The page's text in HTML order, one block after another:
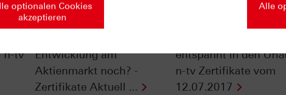
n-tv
Entwicklung am
Aktienmarkt noch? -
Zertifikate Aktuell ...
entspannt in den
n-tv Zertifikate vom
12.07.2017
optionalen Cookies
akzeptieren
Alle